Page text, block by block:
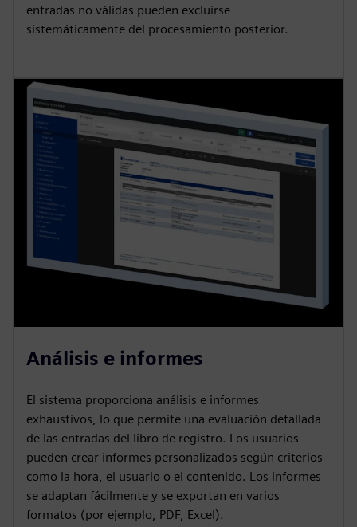
entradas no válidas pueden excluirse
sistemáticamente del procesamiento posterior.
Análisis e informes
El sistema proporciona análisis e informes
exhaustivos, lo que permite una evaluación detallada
de las entradas del libro de registro. Los usuarios
pueden crear informes personalizados según criterios
como la hora, el usuario o el contenido. Los informes
se adaptan fácilmente y se exportan en varios
formatos (por ejemplo, PDF, Excel).